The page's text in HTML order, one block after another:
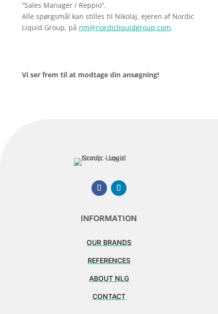
“Sales Manager / Reppio”.
Alle spørgsmål kan stilles til Nikolaj, ejeren af Nordic
Liquid Group, på nm@nordicliquidgroup.com.
Vi ser frem til at modtage din ansøgning!
INFORMATION
OUR BRANDS
REFERENCES
ABOUT NLG
CONTACT